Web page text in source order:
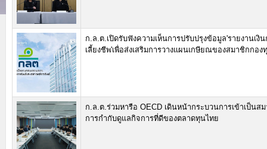
ก.ล.ต.เปิดรับฟังความเห็นการปรับปรุงข้อมูล'รายงานเงิ
เลี้ยงชีพ'เพื่อส่งเสริมการวางแผนเกษียณของสมาชิกกอง
ก.ล.ต.ร่วมหารือ OECD เดินหน้ากระบวนการเข้าเป็นส
การกำกับดูแลกิจการที่ดีของตลาดทุนไทย